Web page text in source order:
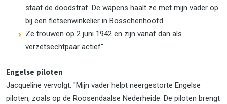
staat de doodstraf. De wapens haalt ze met mijn vader op
bij een fietsenwinkelier in Bosschenhoofd.
Ze trouwen op 2 juni 1942 en zijn vanaf dan als
verzetsechtpaar actief".
Engelse piloten
Jacqueline vervolgt: "Mijn vader helpt neergestorte Engelse
piloten, zoals op de Roosendaalse Nederheide. De piloten brengt